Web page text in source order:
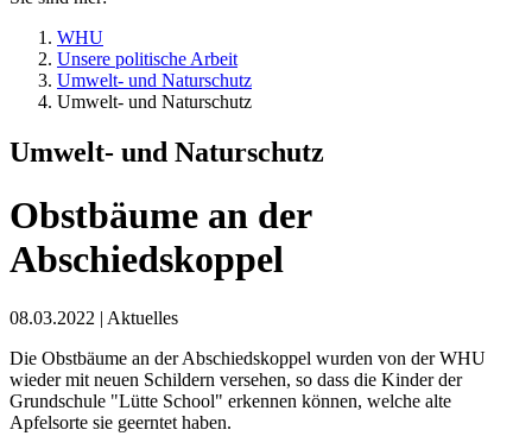
WHU
Unsere politische Arbeit
Umwelt- und Naturschutz
Umwelt- und Naturschutz
Umwelt- und Naturschutz
Obstbäume an der
Abschiedskoppel
08.03.2022 | Aktuelles
Die Obstbäume an der Abschiedskoppel wurden von der WHU
wieder mit neuen Schildern versehen, so dass die Kinder der
Grundschule "Lütte School" erkennen können, welche alte
Apfelsorte sie geerntet haben.